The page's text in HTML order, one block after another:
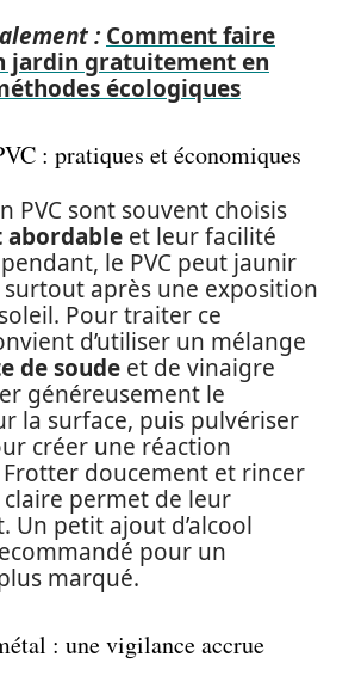
: Comment faire
jardin gratuitement en
écologiques
: pratiques et économiques
PVC sont souvent choisis
abordable et leur facilité
le PVC peut jaunir
surtout après une exposition
Pour traiter ce
d’utiliser un mélange
de soude et de vinaigre
généreusement le
la surface, puis pulvériser
créer une réaction
doucement et rincer
claire permet de leur
Un petit ajout d’alcool
pour un
marqué.
: une vigilance accrue